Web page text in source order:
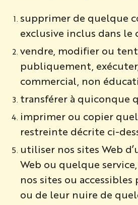
supprimer de quelque
exclusive inclus dans le
vendre, modifier ou
publiquement,
commercial, non
transférer à quiconque
imprimer ou copier
restreinte décrite ci-
utiliser nos sites Web
Web ou quelque
nos sites ou
ou de leur nuire de